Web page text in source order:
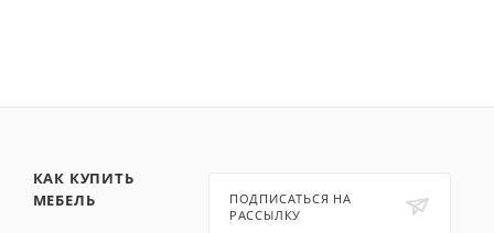
КАК КУПИТЬ
МЕБЕЛЬ
ПОДПИСАТЬСЯ НА
РАССЫЛКУ